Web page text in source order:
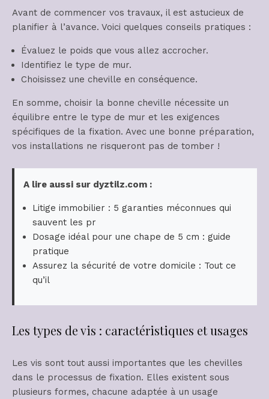
Avant de commencer vos travaux, il est astucieux de
planifier à l’avance. Voici quelques conseils pratiques :
Évaluez le poids que vous allez accrocher.
Identifiez le type de mur.
Choisissez une cheville en conséquence.
En somme, choisir la bonne cheville nécessite un
équilibre entre le type de mur et les exigences
spécifiques de la fixation. Avec une bonne préparation,
vos installations ne risqueront pas de tomber !
A lire aussi sur dyztilz.com :
Litige immobilier : 5 garanties méconnues qui
sauvent les pr
Dosage idéal pour une chape de 5 cm : guide
pratique
Assurez la sécurité de votre domicile : Tout ce
qu’il
Les types de vis : caractéristiques et usages
Les vis sont tout aussi importantes que les chevilles
dans le processus de fixation. Elles existent sous
plusieurs formes, chacune adaptée à un usage